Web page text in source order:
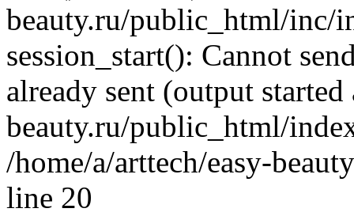
beauty.ru/public_html/inc/
session_start(): Cannot
already sent (output
beauty.ru/public_html/
/home/a/arttech/easy-
line 20